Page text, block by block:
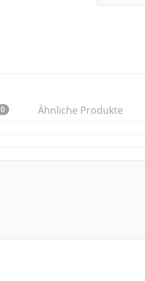
0 Ähnliche Produkte